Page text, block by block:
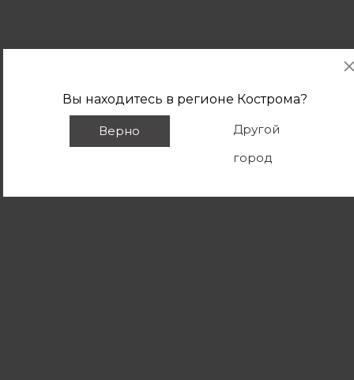
Вы находитесь в регионе Кострома?
Верно
Другой
город